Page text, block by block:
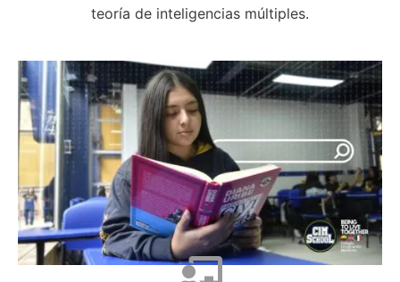
teoría de inteligencias múltiples.